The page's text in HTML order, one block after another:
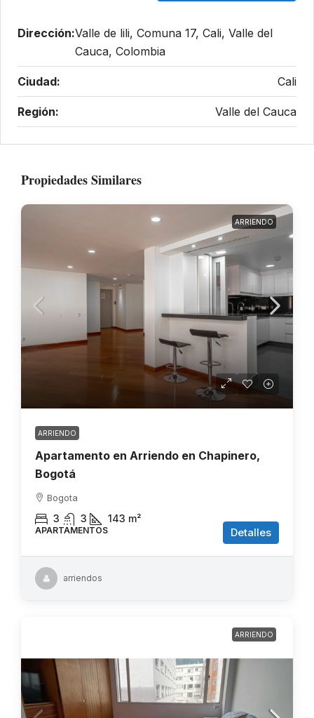
Dirección:Valle de lili, Comuna 17, Cali, Valle del
Cauca, Colombia
Ciudad: Cali
Región: Valle del Cauca
Propiedades Similares
ARRIENDO
ARRIENDO
Apartamento en Arriendo en Chapinero,
Bogotá
Bogota
3 3 143 m²
APARTAMENTOS Detalles
arriendos
ARRIENDO